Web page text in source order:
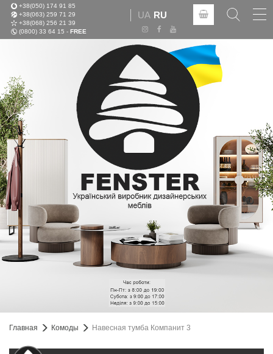
+38(050) 174 91 85
+38(063) 259 71 29
+38(068) 256 21 39
(0800) 33 64 15 - FREE
UA RU
Главная Комоды Навесная тумба Компанит 3